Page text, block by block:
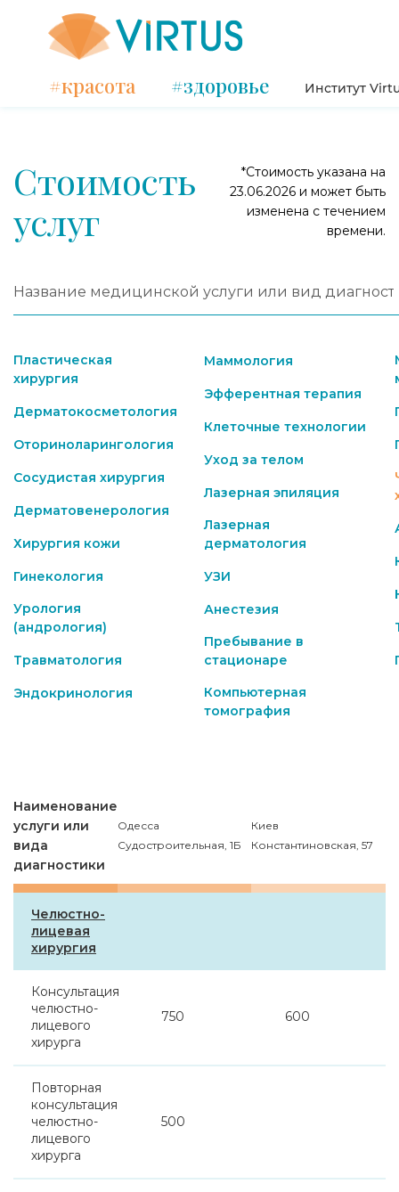
#красота #здоровье Институт
Стоимость
услуг
*Стоимость указана на
23.06.2026 и может быть
изменена с течением
времени.
Пластическая
хирургия
Дерматокосметология
Оториноларингология
Сосудистая хирургия
Дерматовенерология
Хирургия кожи
Гинекология
Урология
(андрология)
Травматология
Эндокринология
Маммология
Эфферентная терапия
Клеточные технологии
Уход за телом
Лазерная эпиляция
Лазерная
дерматология
УЗИ
Анестезия
Пребывание в
стационаре
Компьютерная
томография
Наименование
услуги или
вида
диагностики
Одесса
Судостроительная, 1Б
Киев
Константиновская, 57
Челюстно-
лицевая
хирургия
Консультация
челюстно-
лицевого
хирурга
750 600
Повторная
консультация
челюстно-
лицевого
хирурга
500